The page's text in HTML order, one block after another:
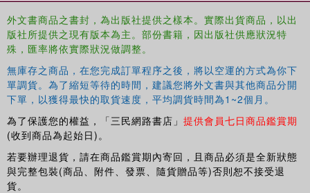
外文書商品之書封，為出版社提供之樣本。實際出貨商品，以出
版社所提供之現有版本為主。部份書籍，因出版社供應狀況特
殊，匯率將依實際狀況做調整。
無庫存之商品，在您完成訂單程序之後，將以空運的方式為你下
單調貨。為了縮短等待的時間，建議您將外文書與其他商品分開
下單，以獲得最快的取貨速度，平均調貨時間為1~2個月。
為了保護您的權益，「三民網路書店」 提供會員七日商品鑑賞期
(收到商品為起始日)。
若要辦理退貨，請在商品鑑賞期內寄回，且商品必須是全新狀態
與完整包裝(商品、附件、發票、隨貨贈品等)否則恕不接受退
貨。